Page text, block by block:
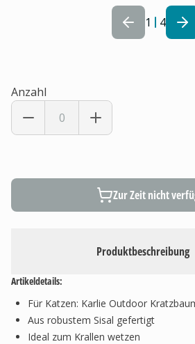
1 4
Produktbeschreibung
Artikeldetails:
Für Katzen: Karlie Outdoor
Aus robustem Sisal gefertigt
Ideal zum Krallen wetzen
Anzahl
Zur Zeit nicht